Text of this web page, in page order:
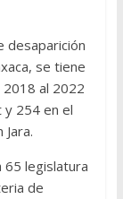
desaparición
se tiene
al 2022
254 en el
65 legislatura
de